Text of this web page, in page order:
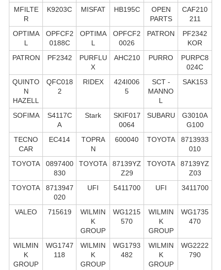
MFILTE
R
K9203C MISFAT HB195C
OPEN
PARTS
CAF210
211
OPTIMA
L
OPFCF2
0188C
OPTIMA
L
OPFCF2
0026
PATRON
PF2342
KOR
PATRON
PF2342
PURFLU
X
AHC210 PURRO
PURPC8
024C
QUINTO
N
HAZELL
QFC018
2
RIDEX
424I006
5
SCT -
MANNO
L
SAK153
SOFIMA
S4117C
A
Stark
SKIF017
0064
SUBARU
G3010A
G100
TECNO
CAR
EC414
TOPRA
N
600040 TOYOTA
8713933
010
TOYOTA
0897400
830
TOYOTA
87139YZ
Z29
TOYOTA
87139YZ
Z03
TOYOTA
8713947
020
UFI 5411700 UFI 3411700
VALEO 715619
WILMIN
K
GROUP
WG1215
570
WILMIN
K
GROUP
WG1735
470
WILMIN
K
GROUP
WG1747
118
WILMIN
K
GROUP
WG1793
482
WILMIN
K
GROUP
WG2222
790